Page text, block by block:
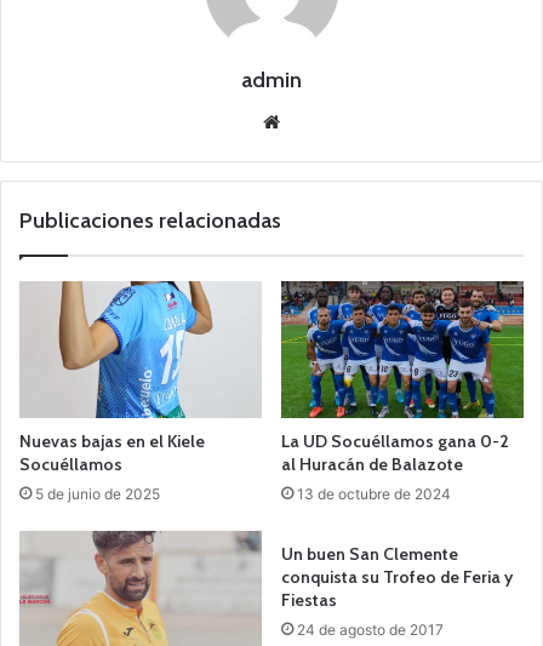
admin
we
Publicaciones relacionadas
Nuevas bajas en el Kiele
Socuéllamos
5 de junio de 2025
La UD Socuéllamos gana 0-2
al Huracán de Balazote
13 de octubre de 2024
Un buen San Clemente
conquista su Trofeo de Feria y
Fiestas
24 de agosto de 2017